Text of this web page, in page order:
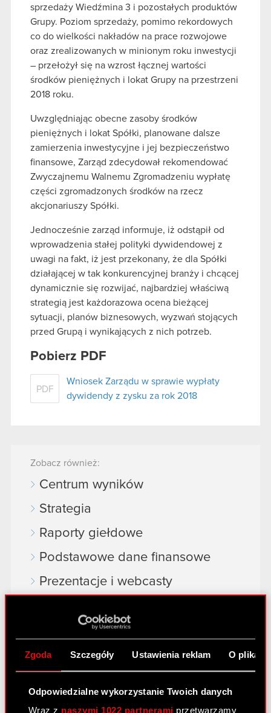
Zgoda Szczegóły Ustawienia reklam O
Odpowiedzialne wykorzystanie Twoich danych
Wraz z naszymi 1022 partnerami przetwarzamy
sprzedaży Wiedźmina 3 i pozostałych produktów
Grupy. Poziom sprzedaży, pomimo rekordowych
co do wielkości nakładów na prace rozwojowe
oraz zrealizowanych w minionym roku inwestycji
– przełożył się na wzrost łącznej wartości
środków pieniężnych i lokat Grupy na przestrzeni
2018 roku.
Uwzględniając obecne zasoby środków
pieniężnych i lokat Spółki, planowane dalsze
zamierzenia inwestycyjne i jej bezpieczeństwo
finansowe, Zarząd zdecydował rekomendować
Zwyczajnemu Walnemu Zgromadzeniu wypłatę
części zgromadzonych środków na rzecz
akcjonariuszy Spółki.
Jednocześnie zarząd informuje, iż odstąpił od
wprowadzenia stałej polityki dywidendowej z
uwagi na fakt, iż jest przekonany, że dla Spółki
działającej w tak konkurencyjnej branży i chcącej
dynamicznie się rozwijać, najbardziej właściwą
strategią jest każdorazowa ocena bieżącej
sytuacji, planów biznesowych, wyzwań stojących
przed Grupą i wynikających z nich potrzeb.
Pobierz PDF
PDF
Wniosek Zarządu w sprawie wypłaty
dywidendy z zysku za rok 2018
Zobacz również:
Centrum wyników
Strategia
Raporty giełdowe
Podstawowe dane finansowe
Prezentacje i webcasty
Dywidenda
Akcjonariat